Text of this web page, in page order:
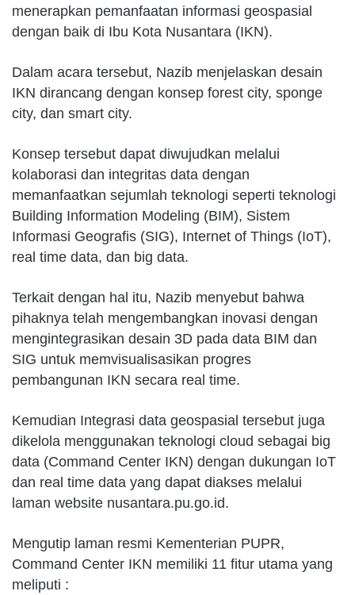
menerapkan pemanfaatan informasi geospasial
dengan baik di Ibu Kota Nusantara (IKN).
Dalam acara tersebut, Nazib menjelaskan desain
IKN dirancang dengan konsep forest city, sponge
city, dan smart city.
Konsep tersebut dapat diwujudkan melalui
kolaborasi dan integritas data dengan
memanfaatkan sejumlah teknologi seperti teknologi
Building Information Modeling (BIM), Sistem
Informasi Geografis (SIG), Internet of Things (IoT),
real time data, dan big data.
Terkait dengan hal itu, Nazib menyebut bahwa
pihaknya telah mengembangkan inovasi dengan
mengintegrasikan desain 3D pada data BIM dan
SIG untuk memvisualisasikan progres
pembangunan IKN secara real time.
Kemudian Integrasi data geospasial tersebut juga
dikelola menggunakan teknologi cloud sebagai big
data (Command Center IKN) dengan dukungan IoT
dan real time data yang dapat diakses melalui
laman website nusantara.pu.go.id.
Mengutip laman resmi Kementerian PUPR,
Command Center IKN memiliki 11 fitur utama yang
meliputi :